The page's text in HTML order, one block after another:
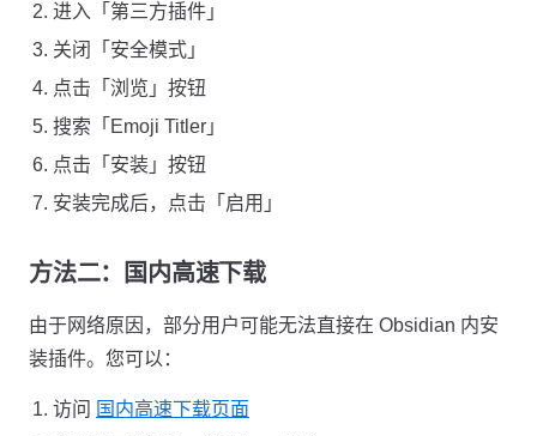
进入「第三方插件」
关闭「安全模式」
点击「浏览」按钮
搜索「Emoji Titler」
点击「安装」按钮
安装完成后，点击「启用」
方法二：国内高速下载
由于网络原因，部分用户可能无法直接在 Obsidian 内安
装插件。您可以：
访问 国内高速下载页面